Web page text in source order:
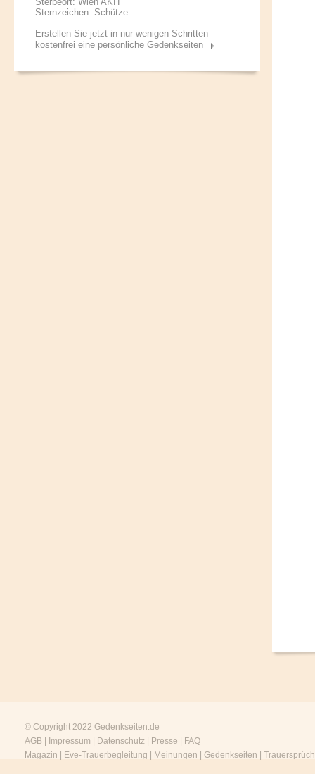
Sternzeichen: Schütze
Erstellen Sie jetzt in nur wenigen Schritten
kostenfrei eine persönliche Gedenkseiten
© Copyright 2022 Gedenkseiten.de
AGB
Impressum Datenschutz Presse
FAQ
Magazin
Eve-Trauerbegleitung Meinungen Gedenkseiten